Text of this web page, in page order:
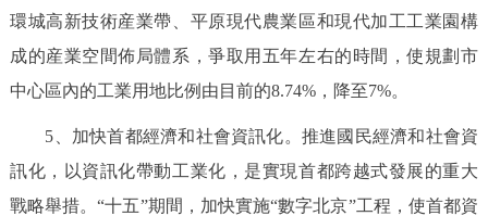
環城高新技術産業帶、平原現代農業區和現代加工工業園構
成的産業空間佈局體系，爭取用五年左右的時間，使規劃市
中心區內的工業用地比例由目前的8.74%，降至7%。
5、加快首都經濟和社會資訊化。推進國民經濟和社會資
訊化，以資訊化帶動工業化，是實現首都跨越式發展的重大
戰略舉措。“十五”期間，加快實施“數字北京”工程，使首都資